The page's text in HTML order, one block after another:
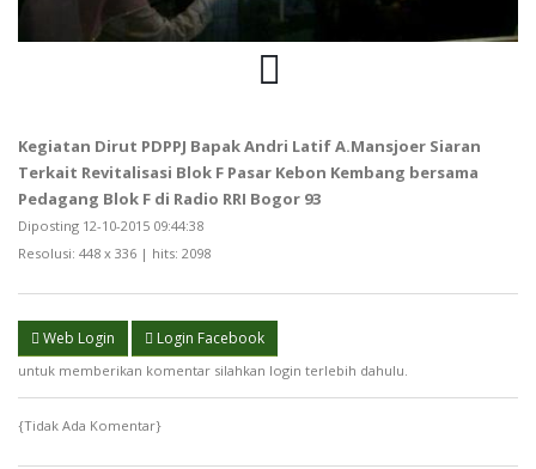
Kegiatan Dirut PDPPJ Bapak Andri Latif A.Mansjoer Siaran
Terkait Revitalisasi Blok F Pasar Kebon Kembang bersama
Pedagang Blok F di Radio RRI Bogor 93
Diposting 12-10-2015 09:44:38
Resolusi: 448 x 336 | hits: 2098
Web Login Login Facebook
untuk memberikan komentar silahkan login terlebih dahulu.
{Tidak Ada Komentar}